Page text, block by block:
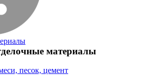
материалы
песок, цемент